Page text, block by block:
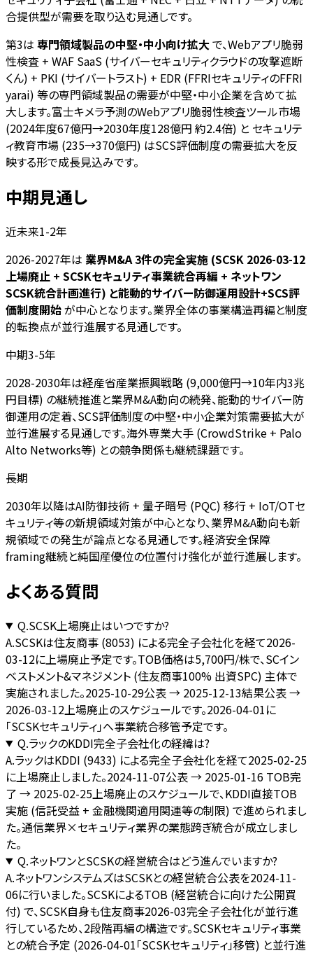
合提供型が需要を取り込む見通しです。
第3は 専門領域製品の中堅・中小向け拡大で、Webアプリ脆弱
性検査 + WAF SaaS (サイバーセキュリティクラウドの攻撃遮断
くん) + PKI (サイバートラスト) + EDR (FFRIセキュリティのFFRI
yarai) 等の専門領域製品の需要が中堅・中小企業を含めて拡
大します。富士キメラ予測のWebアプリ脆弱性検査ツール市場
(2024年度67億円→2030年度128億円 約2.4倍) と セキュリテ
ィ教育市場 (235→370億円) はSCS評価制度の需要拡大を反
映する形で成長見込みです。
中期見通し
近未来1-2年
2026-2027年は 業界M&A 3件の完全実施 (SCSK 2026-03-12
上場廃止 + SCSKセキュリティ事業統合再編 + ネットワン
SCSK統合計画進行) と能動的サイバー防御運用設計+SCS評
価制度開始が中心となります。業界全体の事業構造再編と制度
的転換点が並行進展する見通しです。
中期3-5年
2028-2030年は経産省産業振興戦略 (9,000億円→10年内3兆
円目標) の継続推進と業界M&A動向の続発、能動的サイバー防
御運用の定着、SCS評価制度の中堅・中小企業対策需要拡大が
並行進展する見通しです。海外専業大手 (CrowdStrike + Palo
Alto Networks等) との競争関係も継続課題です。
長期
2030年以降はAI防御技術 + 量子暗号 (PQC) 移行 + IoT/OTセ
キュリティ等の新規領域対策が中心となり、業界M&A動向も新
規領域での発生が論点となる見通しです。経済安全保障
framing継続と純国産優位の位置付け強化が並行進展します。
よくある質問
Q.SCSK上場廃止はいつですか?
A.SCSKは住友商事 (8053) による完全子会社化を経て2026-
03-12に上場廃止予定です。TOB価格は5,700円/株で、SCイン
ベストメント&マネジメント (住友商事100% 出資SPC) 主体で
実施されました。2025-10-29公表 → 2025-12-13結果公表 →
2026-03-12上場廃止のスケジュールです。2026-04-01に
「SCSKセキュリティ」へ事業統合移管予定です。
Q.ラックのKDDI完全子会社化の経緯は?
A.ラックはKDDI (9433) による完全子会社化を経て2025-02-25
に上場廃止しました。2024-11-07公表 → 2025-01-16 TOB完
了 → 2025-02-25上場廃止のスケジュールで、KDDI直接TOB
実施 (信託受益 + 金融機関適用関連等の制限) で進められまし
た。通信業界×セキュリティ業界の業態跨ぎ統合が成立しまし
た。
Q.ネットワンとSCSKの経営統合はどう進んでいますか?
A.ネットワンシステムズはSCSKとの経営統合公表を2024-11-
06に行いました。SCSKによるTOB (経営統合に向けた公開買
付) で、SCSK自身も住友商事2026-03完全子会社化が並行進
行しているため、2段階再編の構造です。SCSKセキュリティ事業
との統合予定 (2026-04-01「SCSKセキュリティ」移管) と並行進